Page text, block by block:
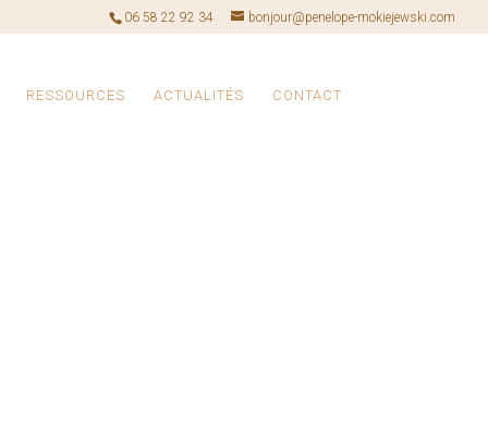
06 58 22 92 34 bonjour@penelope-mokiejewski.com
RESSOURCES ACTUALITÉS CONTACT